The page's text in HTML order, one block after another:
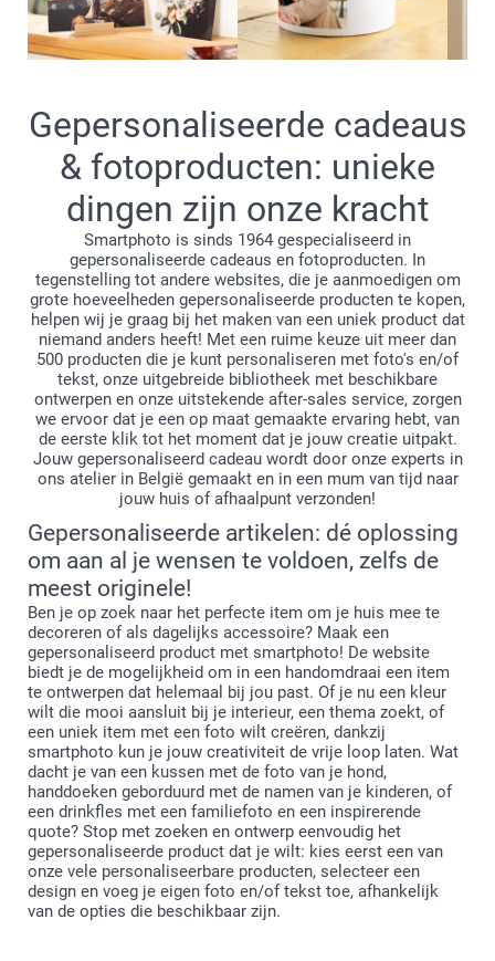
Gepersonaliseerde cadeaus
& fotoproducten: unieke
dingen zijn onze kracht
Smartphoto is sinds 1964 gespecialiseerd in
gepersonaliseerde cadeaus en fotoproducten. In
tegenstelling tot andere websites, die je aanmoedigen om
grote hoeveelheden gepersonaliseerde producten te kopen,
helpen wij je graag bij het maken van een uniek product dat
niemand anders heeft! Met een ruime keuze uit meer dan
500 producten die je kunt personaliseren met foto's en/of
tekst, onze uitgebreide bibliotheek met beschikbare
ontwerpen en onze uitstekende after-sales service, zorgen
we ervoor dat je een op maat gemaakte ervaring hebt, van
de eerste klik tot het moment dat je jouw creatie uitpakt.
Jouw gepersonaliseerd cadeau wordt door onze experts in
ons atelier in België gemaakt en in een mum van tijd naar
jouw huis of afhaalpunt verzonden!
Gepersonaliseerde artikelen: dé oplossing
om aan al je wensen te voldoen, zelfs de
meest originele!
Ben je op zoek naar het perfecte item om je huis mee te
decoreren of als dagelijks accessoire? Maak een
gepersonaliseerd product met smartphoto! De website
biedt je de mogelijkheid om in een handomdraai een item
te ontwerpen dat helemaal bij jou past. Of je nu een kleur
wilt die mooi aansluit bij je interieur, een thema zoekt, of
een uniek item met een foto wilt creëren, dankzij
smartphoto kun je jouw creativiteit de vrije loop laten. Wat
dacht je van een kussen met de foto van je hond,
handdoeken geborduurd met de namen van je kinderen, of
een drinkfles met een familiefoto en een inspirerende
quote? Stop met zoeken en ontwerp eenvoudig het
gepersonaliseerde product dat je wilt: kies eerst een van
onze vele personaliseerbare producten, selecteer een
design en voeg je eigen foto en/of tekst toe, afhankelijk
van de opties die beschikbaar zijn.